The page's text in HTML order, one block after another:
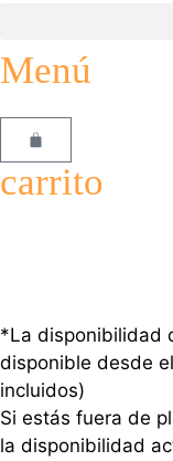
Menú
carrito
*La disponibilidad
disponible desde
incluidos)
Si estás fuera de
la disponibilidad